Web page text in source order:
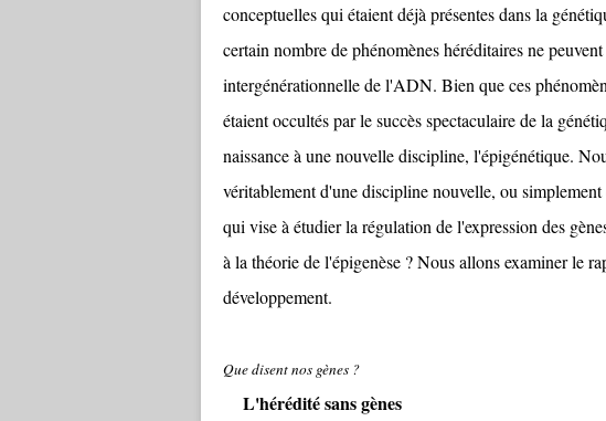
conceptuelles qui étaient déjà présentes dans la
certain nombre de phénomènes héréditaires ne
intergénérationnelle de l'ADN. Bien que ces
étaient occultés par le succès spectaculaire de la
naissance à une nouvelle discipline, l'épigénétique.
véritablement d'une discipline nouvelle, ou
qui vise à étudier la régulation de l'expression des
à la théorie de l'épigenèse ? Nous allons examiner le
développement.
Que disent nos gènes ?
L'hérédité sans gènes